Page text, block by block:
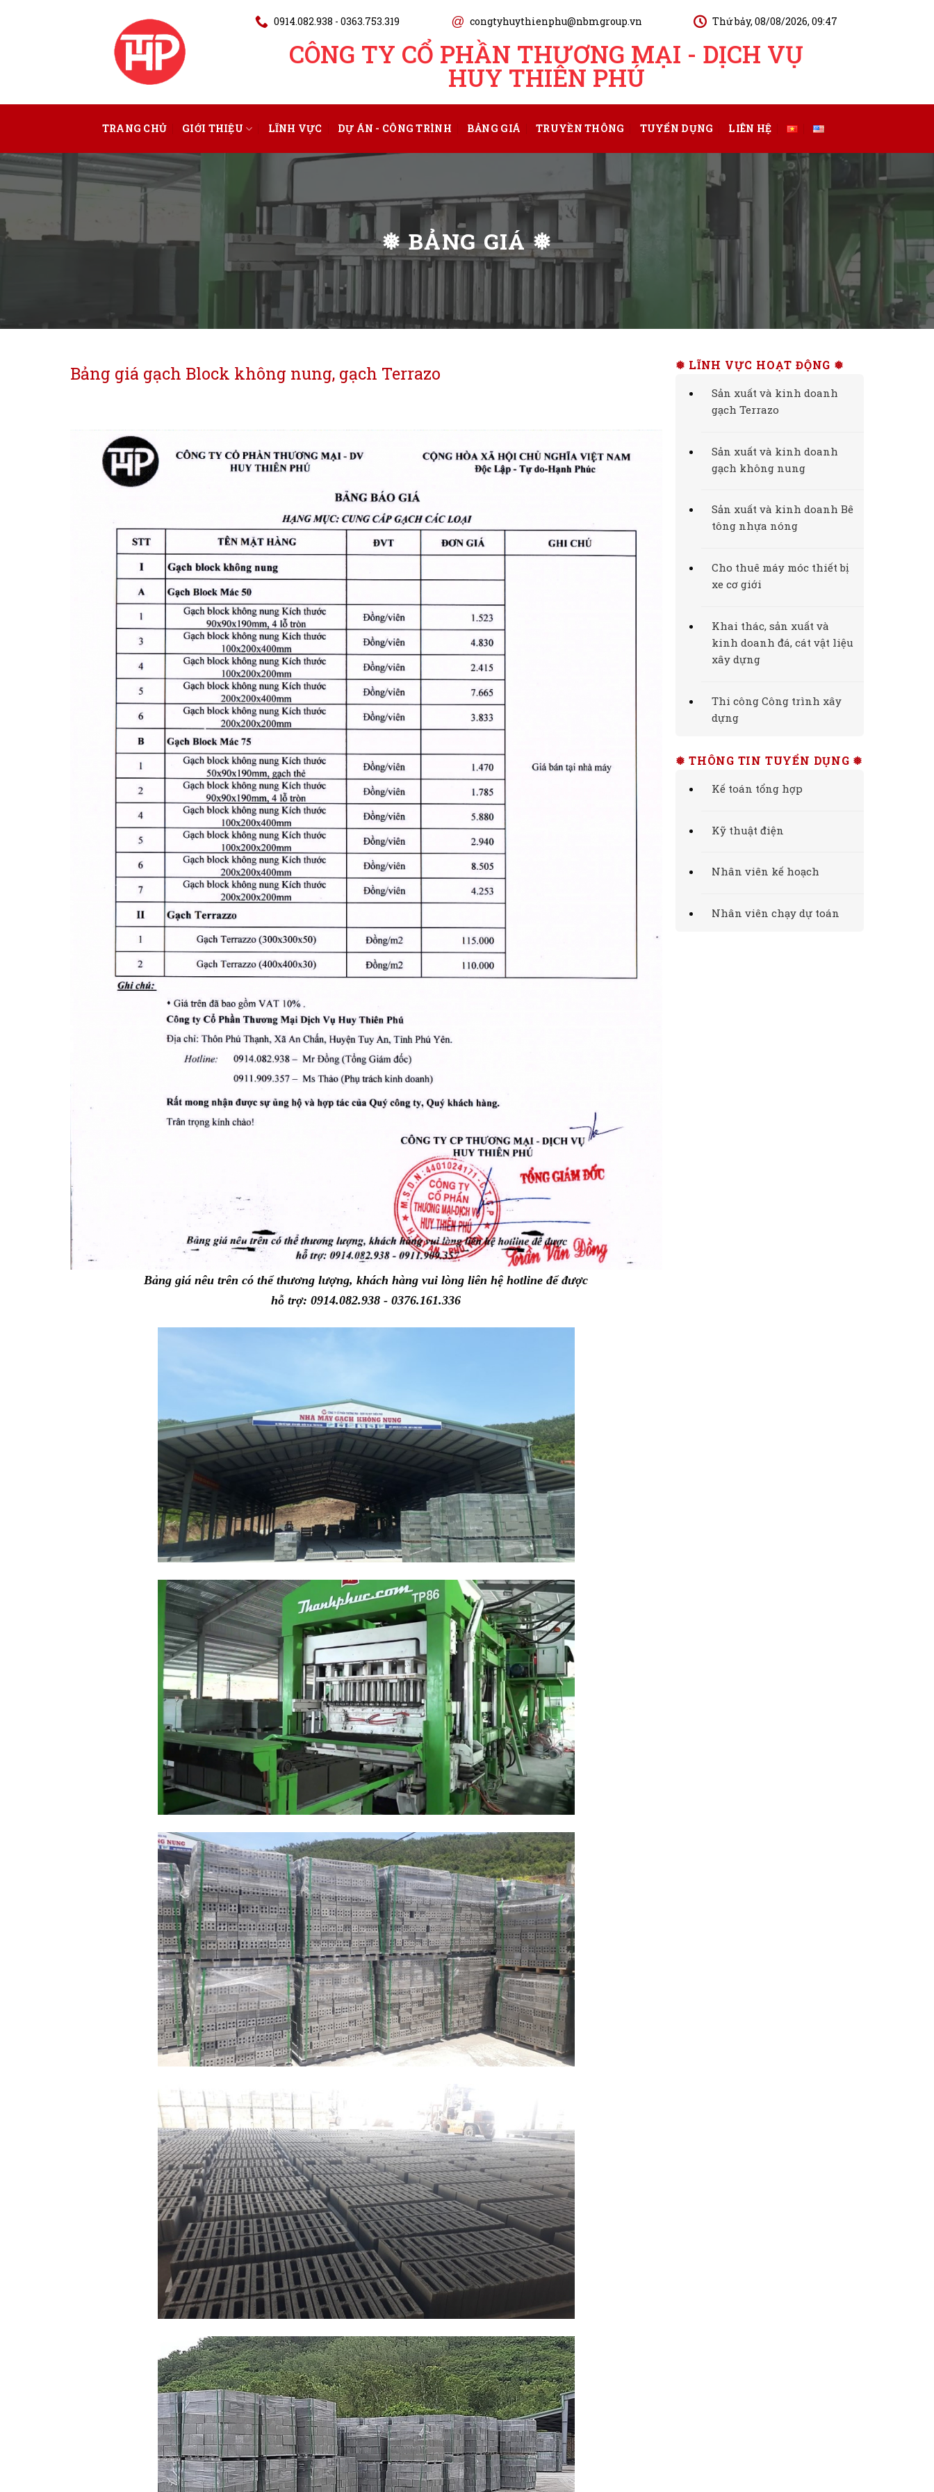
0914.082.938 - 0363.753.319 @ congtyhuythienphu@nbmgroup.vn Thứ bảy, 08/08/2026, 09:47
CÔNG TY CỔ PHẦN THƯƠNG MẠI - DỊCH VỤ
HUY THIÊN PHÚ
TRANG CHỦ GIỚI THIỆU LĨNH VỰC DỰ ÁN - CÔNG TRÌNH BẢNG GIÁ TRUYỀN THÔNG TUYỂN DỤNG LIÊN HỆ
❅ BẢNG GIÁ ❅
Bảng giá gạch Block không nung, gạch Terrazo
Bảng giá nêu trên có thể thương lượng, khách hàng vui lòng liên hệ hotline để được
hỗ trợ: 0914.082.938 - 0376.161.336
❅ LĨNH VỰC HOẠT ĐỘNG ❅
Sản xuất và kinh doanh
gạch Terrazo
Sản xuất và kinh doanh
gạch không nung
Sản xuất và kinh doanh Bê
tông nhựa nóng
Cho thuê máy móc thiết bị
xe cơ giới
Khai thác, sản xuất và
kinh doanh đá, cát vật liệu
xây dựng
Thi công Công trình xây
dựng
❅ THÔNG TIN TUYỂN DỤNG ❅
Kế toán tổng hợp
Kỹ thuật điện
Nhân viên kế hoạch
Nhân viên chạy dự toán